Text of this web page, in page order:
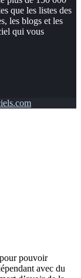
que les listes des
les blogs et les
qui vous
pouvoir
avec du